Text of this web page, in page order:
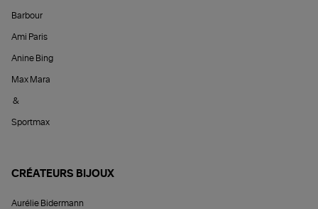
Barbour
Ami Paris
Anine Bing
Max Mara
&
Sportmax
CRÉATEURS BIJOUX
Aurélie Bidermann